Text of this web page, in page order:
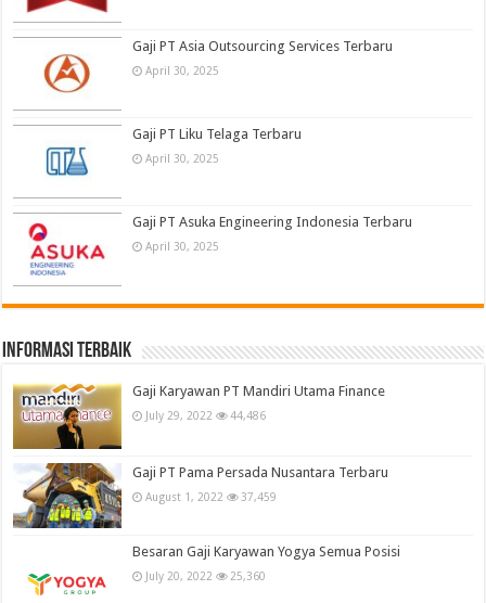
Gaji PT Asia Outsourcing Services Terbaru
April 30, 2025
Gaji PT Liku Telaga Terbaru
April 30, 2025
Gaji PT Asuka Engineering Indonesia Terbaru
April 30, 2025
informasi terbaik
Gaji Karyawan PT Mandiri Utama Finance
July 29, 2022 44,486
Gaji PT Pama Persada Nusantara Terbaru
August 1, 2022 37,459
Besaran Gaji Karyawan Yogya Semua Posisi
July 20, 2022 25,360